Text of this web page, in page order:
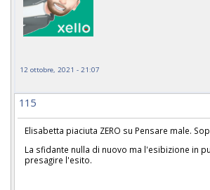
12 ottobre, 2021 - 21:07
115
Elisabetta piaciuta ZERO su Pensare male.
La sfidante nulla di nuovo ma l'esibizione in
presagire l'esito.